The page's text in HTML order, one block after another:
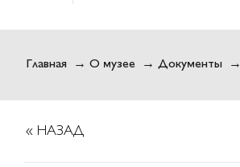
Главная → О музее → Документы →
« НАЗАД